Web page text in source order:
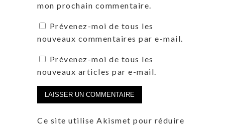
mon prochain commentaire.
Prévenez-moi de tous les
nouveaux commentaires par e-mail.
Prévenez-moi de tous les
nouveaux articles par e-mail.
Ce site utilise Akismet pour réduire